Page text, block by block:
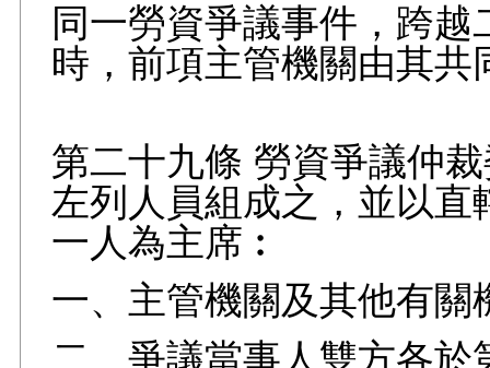
同一勞資爭議事件，跨
時，前項主管機關由其
第二十九條 勞資爭議仲
左列人員組成之，並以
一人為主席︰
一、主管機關及其他有
二、爭議當事人雙方各